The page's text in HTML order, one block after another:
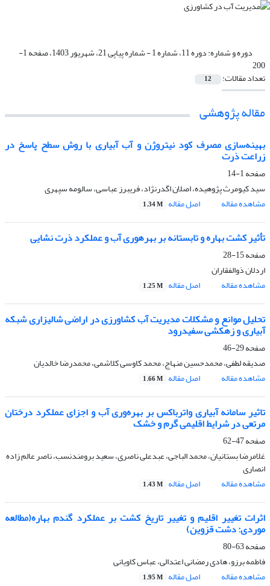
دوره و شماره: دوره 11، شماره 1 - شماره پیاپی 21، شهریور 1403، صفحه 1-
200
تعداد مقالات: 12
مقاله پژوهشی
بهینه‌سازی مصرف کود نیتروژن و آب آبیاری با روش سطح پاسخ در
زراعت ذرت
صفحه1-14
سید کیومرث پژوهیده، اصلان اگدرنژاد، فریبرز عباسی، سالومه سپهری
مشاهده مقاله
اصل مقاله 1.34 M
تأثیر کشت بهاره و تابستانه بر بهرهوری آب و عملکرد ذرت نشایی
صفحه15-28
اردلان ذوالفقاران
مشاهده مقاله
اصل مقاله 1.25 M
تحلیل موانع و مشکلات مدیریت آب کشاورزی در اراضی شالیزاری شبکه
آبیاری و زهکشی سفیدرود
صفحه29-46
صدیقه لطفی، محمدحسین منهاج، محمد کاوسی کلاشمی، محمدرضا خالدیان
مشاهده مقاله
اصل مقاله 1.66 M
تاثیر سامانه آبیاری واترباکس بر بهره‌وری آب و اجزای عملکرد درختان
مرتعی در شرایط اقلیمی گرم و خشک
صفحه47-62
غلامرضا بستانیان، محمد الباجی، عبدعلی ناصری، سعید برومندنسب، ناصر عالم زاده
انصاری
مشاهده مقاله
اصل مقاله 1.43 M
اثرات تغییر اقلیم و تغییر تاریخ کشت بر عملکرد گندم بهاره(مطالعه
موردی: دشت قزوین)
صفحه63-80
فاطمه برزو، هادی رمضانی اعتدالی، عباس کاویانی
مشاهده مقاله
اصل مقاله 1.95 M